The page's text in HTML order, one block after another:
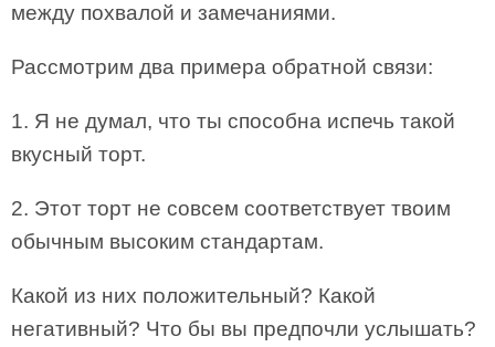
между похвалой и замечаниями.
Рассмотрим два примера обратной связи:
1. Я не думал, что ты способна испечь такой
вкусный торт.
2. Этот торт не совсем соответствует твоим
обычным высоким стандартам.
Какой из них положительный? Какой
негативный? Что бы вы предпочли услышать?